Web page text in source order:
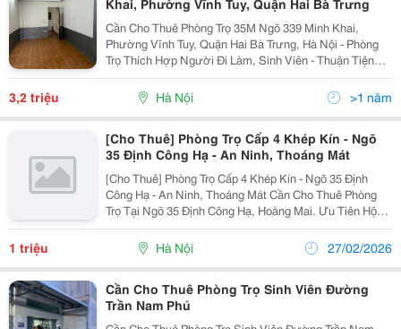
Khai, Phường Vĩnh Tuy, Quận Hai Bà Trưng
Cần Cho Thuê Phòng Trọ 35M Ngõ 339 Minh Khai,
Phường Vĩnh Tuy, Quận Hai Bà Trưng, Hà Nội - Phòng
Trọ Thích Hợp Người Đi Làm, Sinh Viên - Thuận Tiện
Giao Thông Sinh Hoạt, Khu Dân Cư Văn Minh, An Ninh
Tốt, Gần Trung Tâm Thương Mại - Giá Cho Thuê:...
3,2 triệu Hà Nội >1 năm
[Cho Thuê] Phòng Trọ Cấp 4 Khép Kín - Ngõ
35 Định Công Hạ - An Ninh, Thoáng Mát
[Cho Thuê] Phòng Trọ Cấp 4 Khép Kín - Ngõ 35 Định
Công Hạ - An Ninh, Thoáng Mát Cần Cho Thuê Phòng
Trọ Tại Ngõ 35 Định Công Hạ, Hoàng Mai. Ưu Tiên Hộ
Gia Đình Hoặc Người Đi Làm Ở Ổn Định. Diện Tích:
12M&Sup2; Đến 15M&Sup2;.Giá Từ 1Tr-...
1 triệu Hà Nội 27/02/2026
Cần Cho Thuê Phòng Trọ Sinh Viên Đường
Trần Nam Phú